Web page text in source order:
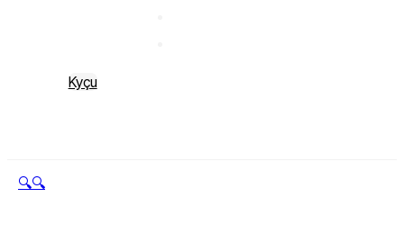
Kyçu
🔍🔍